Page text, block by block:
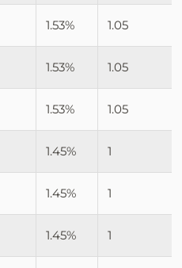
1.53% 1.05
1.53% 1.05
1.53% 1.05
1.45% 1
1.45% 1
1.45% 1